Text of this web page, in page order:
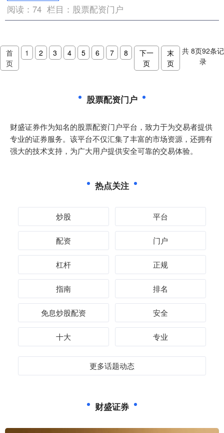
阅读：74 栏目： 股票配资门户
首
页
1 2 3 4 5 6 7 8
下一
页
末
页
共 8页92条记
录
股票配资门户
财盛证券作为知名的股票配资门户平台，致力于为交易者提供
专业的证券服务。该平台不仅汇集了丰富的市场资源，还拥有
强大的技术支持，为广大用户提供安全可靠的交易体验。
热点关注
炒股 平台
配资 门户
杠杆 正规
指南 排名
免息炒股配资 安全
十大 专业
更多话题动态
财盛证券